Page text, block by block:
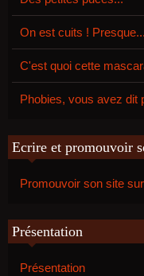
On est cuits ! Presque...
C'est quoi cette
Phobies, vous avez dit
Ecrire et promouvoir
Promouvoir son site
Présentation
Présentation